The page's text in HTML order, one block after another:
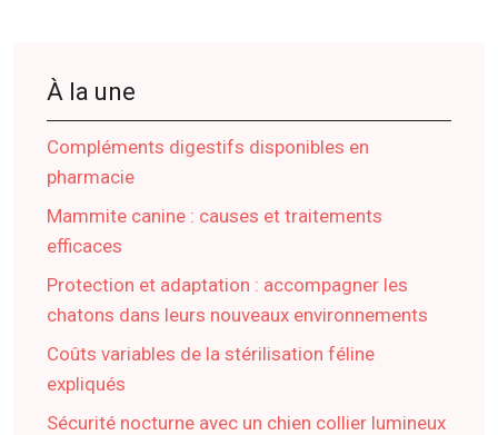
À la une
Compléments digestifs disponibles en
pharmacie
Mammite canine : causes et traitements
efficaces
Protection et adaptation : accompagner les
chatons dans leurs nouveaux environnements
Coûts variables de la stérilisation féline
expliqués
Sécurité nocturne avec un chien collier lumineux